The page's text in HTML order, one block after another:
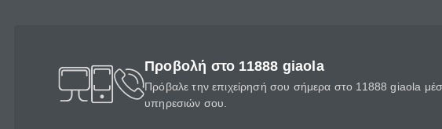
Προβολή στο 11888 giaola
Πρόβαλε την επιχείρησή σου σήμερα στο 11888 giaola
υπηρεσιών σου.